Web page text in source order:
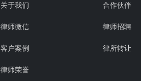
关于我们
律师微信
客户案例
律师荣誉
合作伙伴
律师招聘
律所转让